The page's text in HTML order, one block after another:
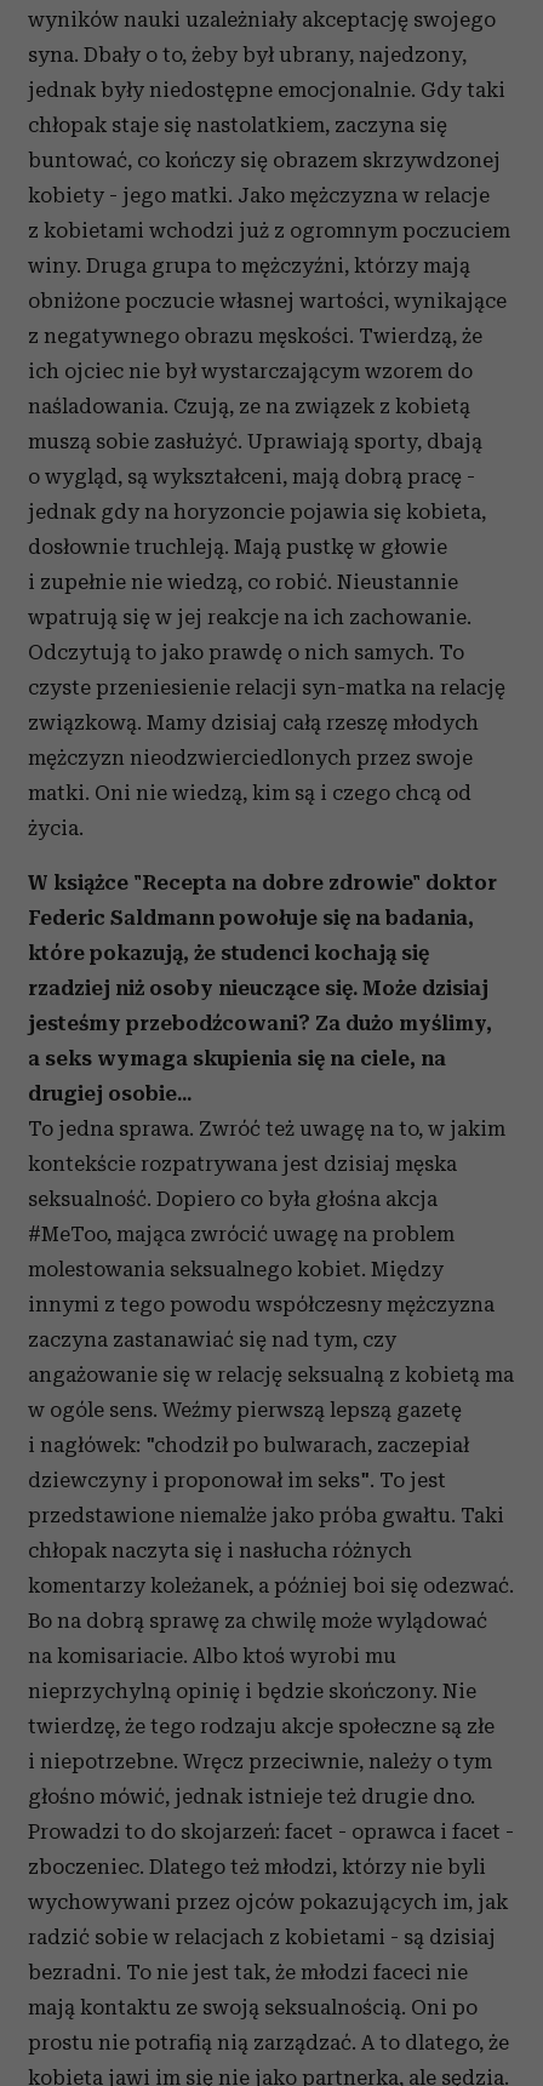
wyników nauki uzależniały akceptację swojego
syna. Dbały o to, żeby był ubrany, najedzony,
jednak były niedostępne emocjonalnie. Gdy taki
chłopak staje się nastolatkiem, zaczyna się
buntować, co kończy się obrazem skrzywdzonej
kobiety - jego matki. Jako mężczyzna w relacje
z kobietami wchodzi już z ogromnym poczuciem
winy. Druga grupa to mężczyźni, którzy mają
obniżone poczucie własnej wartości, wynikające
z negatywnego obrazu męskości. Twierdzą, że
ich ojciec nie był wystarczającym wzorem do
naśladowania. Czują, ze na związek z kobietą
muszą sobie zasłużyć. Uprawiają sporty, dbają
o wygląd, są wykształceni, mają dobrą pracę -
jednak gdy na horyzoncie pojawia się kobieta,
dosłownie truchleją. Mają pustkę w głowie
i zupełnie nie wiedzą, co robić. Nieustannie
wpatrują się w jej reakcje na ich zachowanie.
Odczytują to jako prawdę o nich samych. To
czyste przeniesienie relacji syn-matka na relację
związkową. Mamy dzisiaj całą rzeszę młodych
mężczyzn nieodzwierciedlonych przez swoje
matki. Oni nie wiedzą, kim są i czego chcą od
życia.
W książce "Recepta na dobre zdrowie" doktor
Federic Saldmann powołuje się na badania,
które pokazują, że studenci kochają się
rzadziej niż osoby nieuczące się. Może dzisiaj
jesteśmy przebodźcowani? Za dużo myślimy,
a seks wymaga skupienia się na ciele, na
drugiej osobie...
To jedna sprawa. Zwróć też uwagę na to, w jakim
kontekście rozpatrywana jest dzisiaj męska
seksualność. Dopiero co była głośna akcja
#MeToo, mająca zwrócić uwagę na problem
molestowania seksualnego kobiet. Między
innymi z tego powodu współczesny mężczyzna
zaczyna zastanawiać się nad tym, czy
angażowanie się w relację seksualną z kobietą ma
w ogóle sens. Weźmy pierwszą lepszą gazetę
i nagłówek: "chodził po bulwarach, zaczepiał
dziewczyny i proponował im seks". To jest
przedstawione niemalże jako próba gwałtu. Taki
chłopak naczyta się i nasłucha różnych
komentarzy koleżanek, a później boi się odezwać.
Bo na dobrą sprawę za chwilę może wylądować
na komisariacie. Albo ktoś wyrobi mu
nieprzychylną opinię i będzie skończony. Nie
twierdzę, że tego rodzaju akcje społeczne są złe
i niepotrzebne. Wręcz przeciwnie, należy o tym
głośno mówić, jednak istnieje też drugie dno.
Prowadzi to do skojarzeń: facet - oprawca i facet -
zboczeniec. Dlatego też młodzi, którzy nie byli
wychowywani przez ojców pokazujących im, jak
radzić sobie w relacjach z kobietami - są dzisiaj
bezradni. To nie jest tak, że młodzi faceci nie
mają kontaktu ze swoją seksualnością. Oni po
prostu nie potrafią nią zarządzać. A to dlatego, że
kobieta jawi im się nie jako partnerka, ale sędzia.